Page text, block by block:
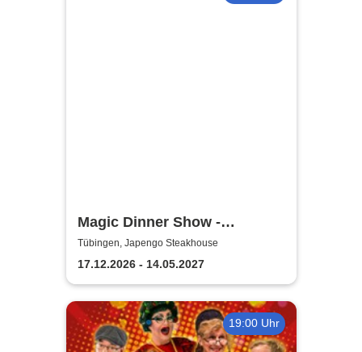
Magic Dinner Show -
Exklusive
Erlebnisgastronomie | Seit 14
Jahren & über 500 Magic
Dinner Shows
Tübingen, Japengo Steakhouse
17.12.2026 - 14.05.2027
19:00 Uhr